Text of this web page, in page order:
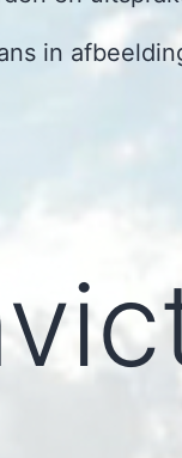
in